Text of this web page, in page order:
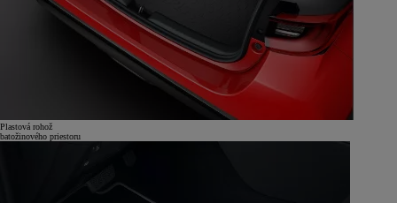
Plastová rohož
batožinového priestoru